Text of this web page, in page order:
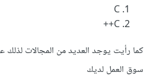
C
C++
كما رأيت يوجد العديد من المجالات لذلك
سوق العمل لديك